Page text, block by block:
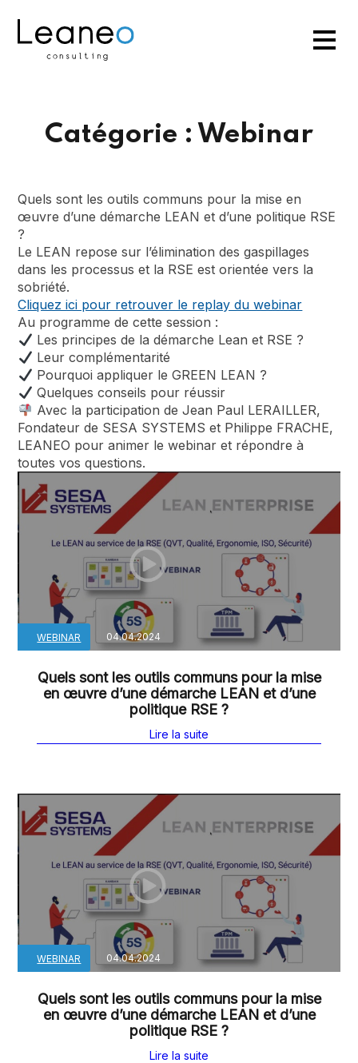
Catégorie : Webinar
Quels sont les outils communs pour la mise en
œuvre d’une démarche LEAN et d’une politique RSE
?
Le LEAN repose sur l’élimination des gaspillages
dans les processus et la RSE est orientée vers la
sobriété.
Cliquez ici pour retrouver le replay du webinar
Au programme de cette session :
Les principes de la démarche Lean et RSE ?
Leur complémentarité
Pourquoi appliquer le GREEN LEAN ?
Quelques conseils pour réussir
Avec la participation de Jean Paul LERAILLER,
Fondateur de SESA SYSTEMS et Philippe FRACHE,
LEANEO pour animer le webinar et répondre à
toutes vos questions.
WEBINAR 04.04.2024
Quels sont les outils communs pour la mise
en œuvre d’une démarche LEAN et d’une
politique RSE ?
Lire la suite
WEBINAR 04.04.2024
Quels sont les outils communs pour la mise
en œuvre d’une démarche LEAN et d’une
politique RSE ?
Lire la suite